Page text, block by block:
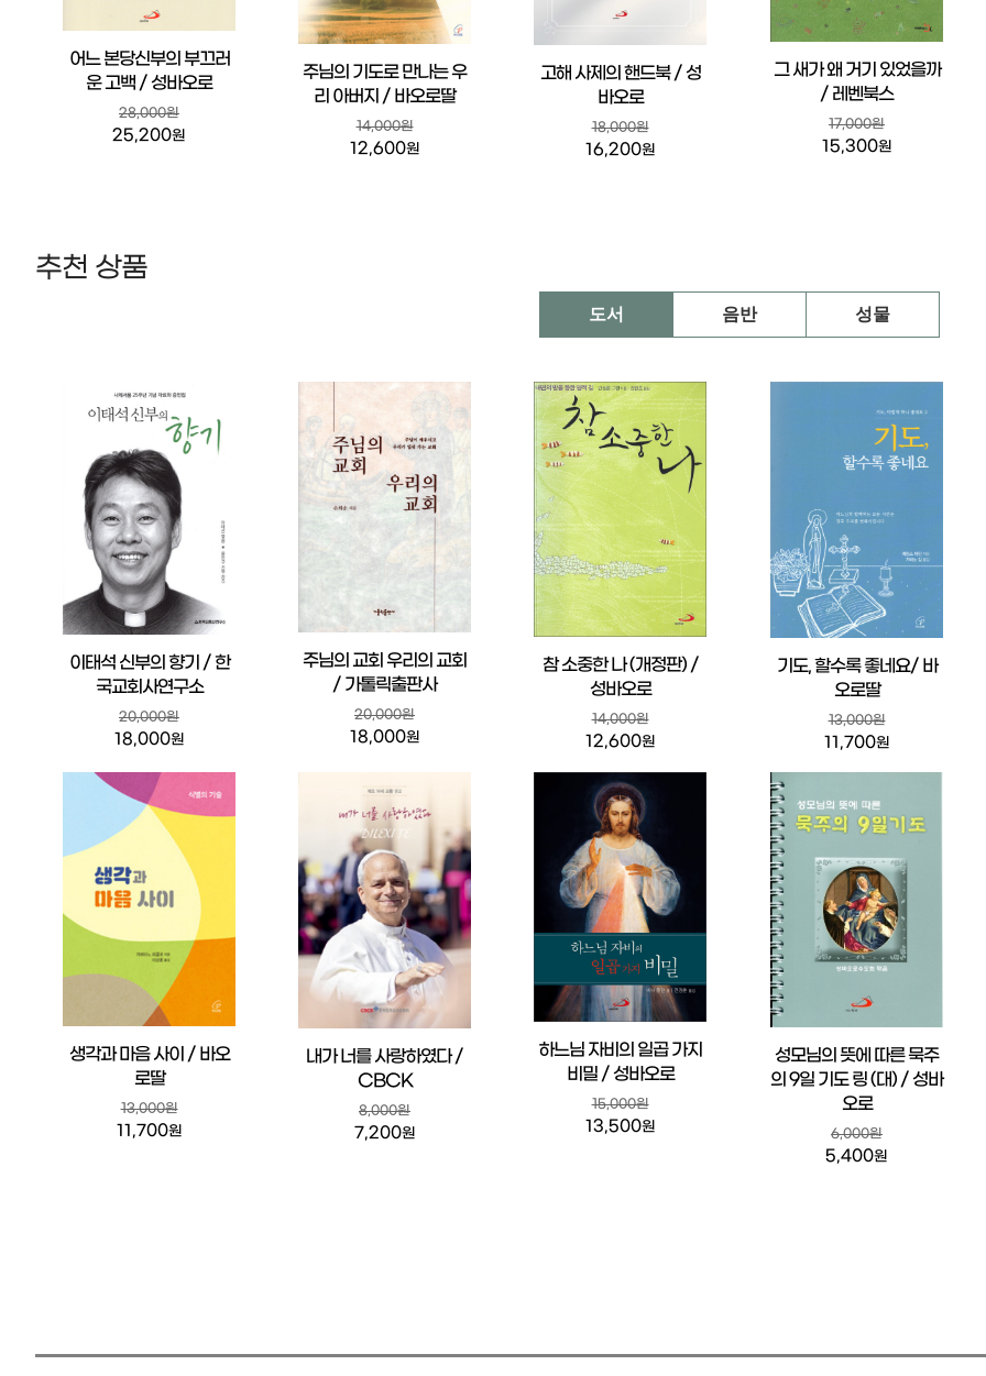
어느 본당신부의 부끄러
운 고백 / 성바오로
28,000원
25,200원
주님의 기도로 만나는 우
리 아버지 / 바오로딸
14,000원
12,600원
고해 사제의 핸드북 / 성
바오로
18,000원
16,200원
그 새가 왜 거기 있었을까
/ 레벤북스
17,000원
15,300원
추천 상품
도서 음반 성물
이태석 신부의 향기 / 한
국교회사연구소
20,000원
18,000원
주님의 교회 우리의 교회
/ 가톨릭출판사
20,000원
18,000원
참 소중한 나 (개정판) /
성바오로
14,000원
12,600원
기도, 할수록 좋네요/ 바
오로딸
13,000원
11,700원
생각과 마음 사이 / 바오
로딸
13,000원
11,700원
내가 너를 사랑하였다 /
CBCK
8,000원
7,200원
하느님 자비의 일곱 가지
비밀 / 성바오로
15,000원
13,500원
성모님의 뜻에 따른 묵주
의 9일 기도 링 (대) / 성바
오로
6,000원
5,400원